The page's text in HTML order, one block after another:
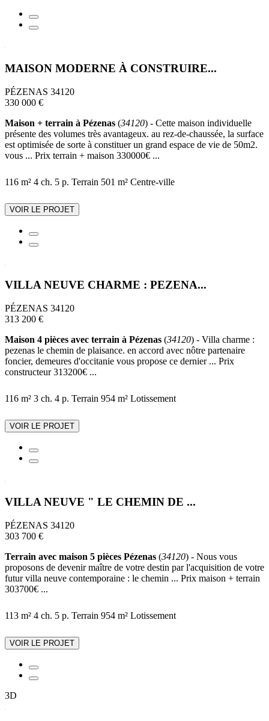
MAISON MODERNE À CONSTRUIRE...
PÉZENAS 34120
330 000 €
Maison + terrain à Pézenas (34120) - Cette maison individuelle
présente des volumes très avantageux. au rez-de-chaussée, la surface
est optimisée de sorte à constituer un grand espace de vie de 50m2.
vous ... Prix terrain + maison 330000€ ...
116 m² 4 ch. 5 p. Terrain 501 m² Centre-ville
VOIR LE PROJET
VILLA NEUVE CHARME : PEZENA...
PÉZENAS 34120
313 200 €
Maison 4 pièces avec terrain à Pézenas (34120) - Villa charme :
pezenas le chemin de plaisance. en accord avec nôtre partenaire
foncier, demeures d'occitanie vous propose ce dernier ... Prix
constructeur 313200€ ...
116 m² 3 ch. 4 p. Terrain 954 m² Lotissement
VOIR LE PROJET
VILLA NEUVE " LE CHEMIN DE ...
PÉZENAS 34120
303 700 €
Terrain avec maison 5 pièces Pézenas (34120) - Nous vous
proposons de devenir maître de votre destin par l'acquisition de votre
futur villa neuve contemporaine : le chemin ... Prix maison + terrain
303700€ ...
113 m² 4 ch. 5 p. Terrain 954 m² Lotissement
VOIR LE PROJET
3D